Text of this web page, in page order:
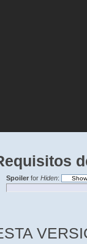
Spoilerfor Hiden: